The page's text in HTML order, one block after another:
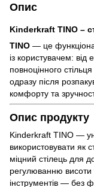
Опис
Kinderkraft TINO –
TINO — це
із користувачем:
повноцінного
одразу після
комфорту та
Опис продукту
Kinderkraft TINO —
використовувати як
міцний стілець для
регулюванню висоти
інструментів — без